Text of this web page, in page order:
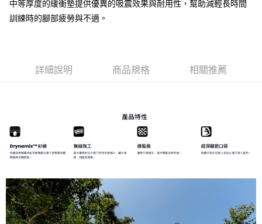
請求用戶進行身份認證。
５．嚴禁一人註冊多個帳號或使用他人資訊註冊。若發現惡意使用之情形，
中等厚度的緩衝墊提供優異的吸震效果與耐用性，幫助減輕長時間
訓練時的腳部疲勞與不適。
詳細說明 商品規格 相關推薦